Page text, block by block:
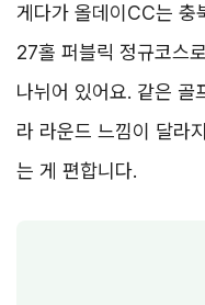
게다가 올데이CC는 충
27홀 퍼블릭 정규코스
나뉘어 있어요. 같은 골
라 라운드 느낌이 달라
는 게 편합니다.